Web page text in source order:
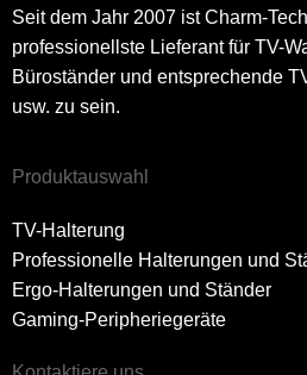
Seit dem Jahr 2007 ist Charm-
professionellste Lieferant für TV-
Büroständer und entsprechende
usw. zu sein.
Produktauswahl
TV-Halterung
Professionelle Halterungen und
Ergo-Halterungen und Ständer
Gaming-Peripheriegeräte